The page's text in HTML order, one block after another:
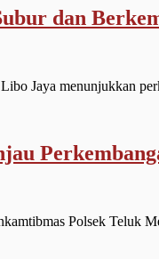
dan
Jaya menunjukkan
Polsek Teluk